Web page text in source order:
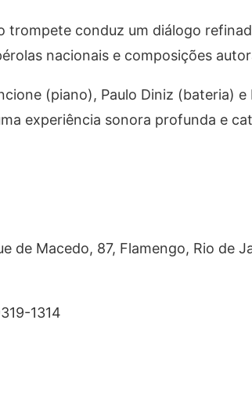
trompete conduz um diálogo
nacionais e composições
(piano), Paulo Diniz (bateria)
experiência sonora profunda e
de Macedo, 87, Flamengo, Rio de
1314